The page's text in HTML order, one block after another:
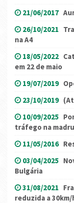
21/06/2017
26/10/2021
na A4
18/05/2022
em 22 de maio
19/07/2019
23/10/2019
10/09/2025
tráfego na
11/05/2016
03/04/2025
Bulgária
31/08/2021
reduzida a 30km/